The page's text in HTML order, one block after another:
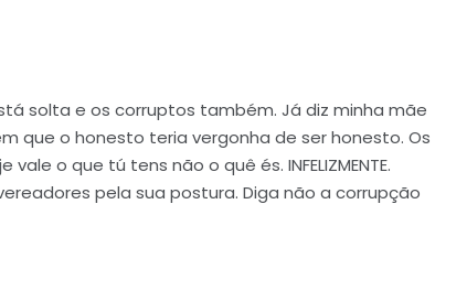
solta e os corruptos também. Já diz minha mãe
que o honesto teria vergonha de ser honesto. Os
o que tú tens não o quê és. INFELIZMENTE.
pela sua postura. Diga não a corrupção